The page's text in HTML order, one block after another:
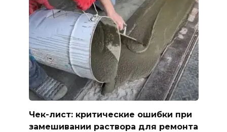
Чек-лист: критические ошибки при
замешивании раствора для ремонта